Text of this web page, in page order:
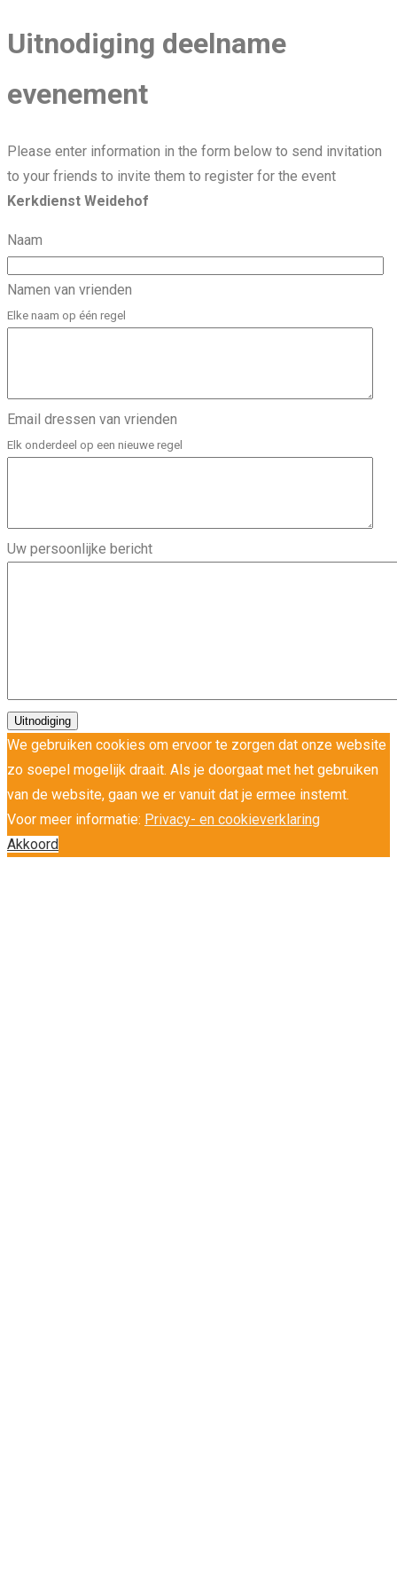
Uitnodiging deelname
evenement
Please enter information in the form below to send invitation
to your friends to invite them to register for the event
Kerkdienst Weidehof
Naam
Namen van vrienden
Elke naam op één regel
Email dressen van vrienden
Elk onderdeel op een nieuwe regel
Uw persoonlijke bericht
We gebruiken cookies om ervoor te zorgen dat onze website
zo soepel mogelijk draait. Als je doorgaat met het gebruiken
van de website, gaan we er vanuit dat je ermee instemt.
Voor meer informatie: Privacy- en cookieverklaring
Akkoord